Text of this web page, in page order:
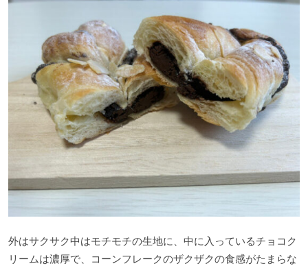
外はサクサク中はモチモチの生地に、中に入っているチョコク
リームは濃厚で、コーンフレークのザクザクの食感がたまらな